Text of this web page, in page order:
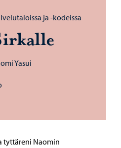
ja -kodeissa
Yasui
tyttäreni Naomin